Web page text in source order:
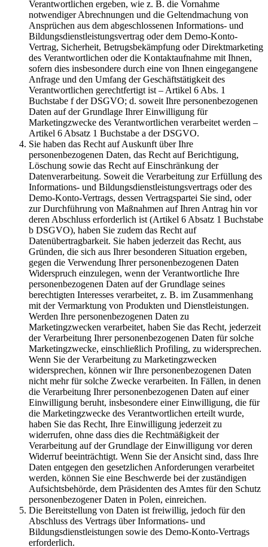
Verantwortlichen ergeben, wie z. B. die Vornahme
notwendiger Abrechnungen und die Geltendmachung von
Ansprüchen aus dem abgeschlossenen Informations- und
Bildungsdienstleistungsvertrag oder dem Demo-Konto-
Vertrag, Sicherheit, Betrugsbekämpfung oder Direktmarketing
des Verantwortlichen oder die Kontaktaufnahme mit Ihnen,
sofern dies insbesondere durch eine von Ihnen eingegangene
Anfrage und den Umfang der Geschäftstätigkeit des
Verantwortlichen gerechtfertigt ist – Artikel 6 Abs. 1
Buchstabe f der DSGVO; d. soweit Ihre personenbezogenen
Daten auf der Grundlage Ihrer Einwilligung für
Marketingzwecke des Verantwortlichen verarbeitet werden –
Artikel 6 Absatz 1 Buchstabe a der DSGVO.
Sie haben das Recht auf Auskunft über Ihre
personenbezogenen Daten, das Recht auf Berichtigung,
Löschung sowie das Recht auf Einschränkung der
Datenverarbeitung. Soweit die Verarbeitung zur Erfüllung des
Informations- und Bildungsdienstleistungsvertrags oder des
Demo-Konto-Vertrags, dessen Vertragspartei Sie sind, oder
zur Durchführung von Maßnahmen auf Ihren Antrag hin vor
deren Abschluss erforderlich ist (Artikel 6 Absatz 1 Buchstabe
b DSGVO), haben Sie zudem das Recht auf
Datenübertragbarkeit. Sie haben jederzeit das Recht, aus
Gründen, die sich aus Ihrer besonderen Situation ergeben,
gegen die Verwendung Ihrer personenbezogenen Daten
Widerspruch einzulegen, wenn der Verantwortliche Ihre
personenbezogenen Daten auf der Grundlage seines
berechtigten Interesses verarbeitet, z. B. im Zusammenhang
mit der Vermarktung von Produkten und Dienstleistungen.
Werden Ihre personenbezogenen Daten zu
Marketingzwecken verarbeitet, haben Sie das Recht, jederzeit
der Verarbeitung Ihrer personenbezogenen Daten für solche
Marketingzwecke, einschließlich Profiling, zu widersprechen.
Wenn Sie der Verarbeitung zu Marketingzwecken
widersprechen, können wir Ihre personenbezogenen Daten
nicht mehr für solche Zwecke verarbeiten. In Fällen, in denen
die Verarbeitung Ihrer personenbezogenen Daten auf einer
Einwilligung beruht, insbesondere einer Einwilligung, die für
die Marketingzwecke des Verantwortlichen erteilt wurde,
haben Sie das Recht, Ihre Einwilligung jederzeit zu
widerrufen, ohne dass dies die Rechtmäßigkeit der
Verarbeitung auf der Grundlage der Einwilligung vor deren
Widerruf beeinträchtigt. Wenn Sie der Ansicht sind, dass Ihre
Daten entgegen den gesetzlichen Anforderungen verarbeitet
werden, können Sie eine Beschwerde bei der zuständigen
Aufsichtsbehörde, dem Präsidenten des Amtes für den Schutz
personenbezogener Daten in Polen, einreichen.
Die Bereitstellung von Daten ist freiwillig, jedoch für den
Abschluss des Vertrags über Informations- und
Bildungsdienstleistungen sowie des Demo-Konto-Vertrags
erforderlich.